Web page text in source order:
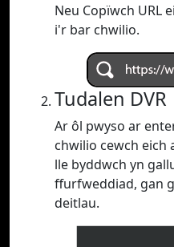
Neu Copïwch URL
i'r bar chwilio.
Tudalen DVR
Ar ôl pwyso ar
chwilio cewch eich
lle byddwch yn
ffurfweddiad, gan
deitlau.